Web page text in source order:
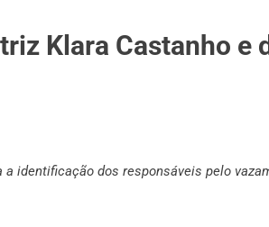
Klara Castanho e
identificação dos responsáveis pelo